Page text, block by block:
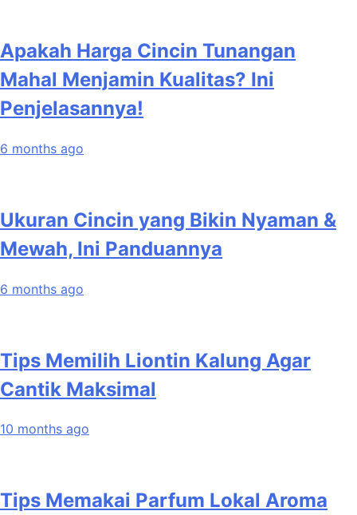
Apakah Harga Cincin Tunangan
Mahal Menjamin Kualitas? Ini
Penjelasannya!
6 months ago
Ukuran Cincin yang Bikin Nyaman &
Mewah, Ini Panduannya
6 months ago
Tips Memilih Liontin Kalung Agar
Cantik Maksimal
10 months ago
Tips Memakai Parfum Lokal Aroma